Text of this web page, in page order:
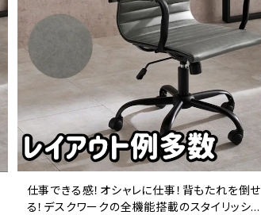
仕事できる感！オシャレに仕事！背もたれを倒せ
る！デスクワークの全機能搭載のスタイリッシュ